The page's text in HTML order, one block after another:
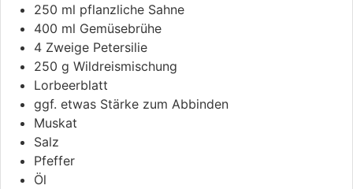
250 ml pflanzliche Sahne
400 ml Gemüsebrühe
4 Zweige Petersilie
250 g Wildreismischung
Lorbeerblatt
ggf. etwas Stärke zum Abbinden
Muskat
Salz
Pfeffer
Öl